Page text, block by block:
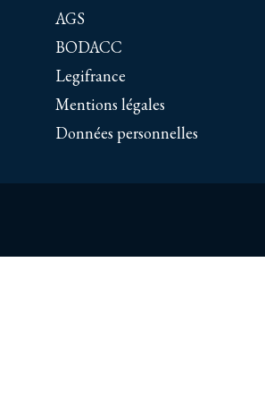
AGS
BODACC
Legifrance
Mentions légales
Données personnelles